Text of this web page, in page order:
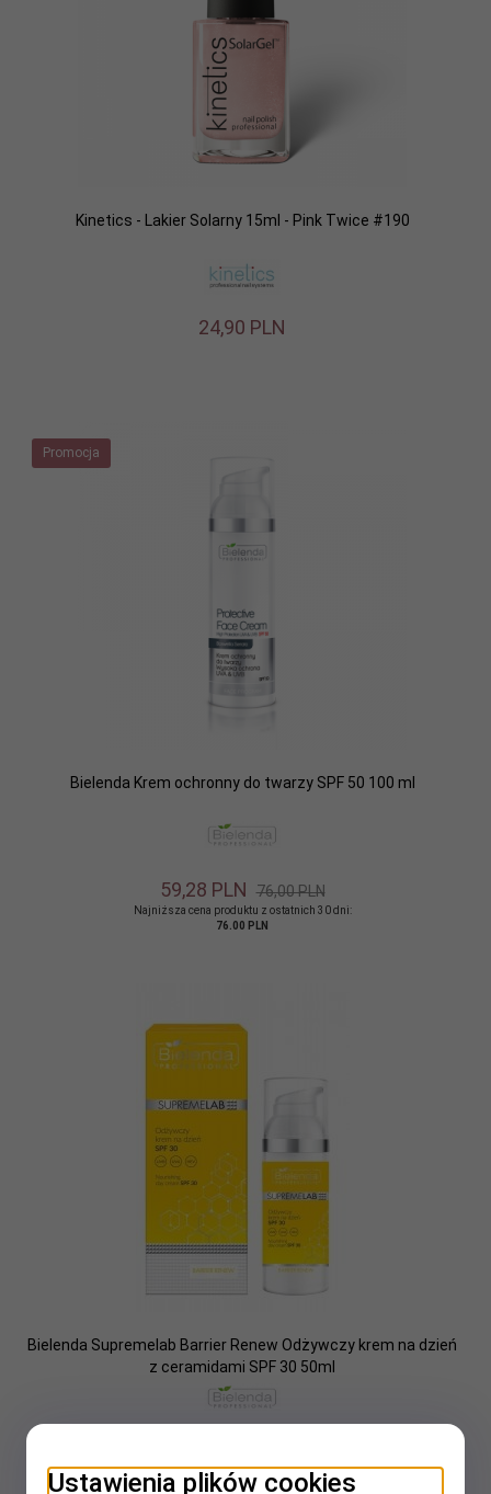
Kinetics - Lakier Solarny 15ml - Pink Twice #190
24,90 PLN
Promocja
Bielenda Krem ochronny do twarzy SPF 50 100 ml
59,28 PLN 76,00 PLN
Najniższa cena produktu z ostatnich 30 dni:
76.00 PLN
Bielenda Supremelab Barrier Renew Odżywczy krem na dzień
z ceramidami SPF 30 50ml
Ustawienia plików cookies